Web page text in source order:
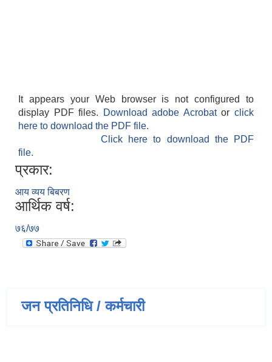
It appears your Web browser is not configured to
display PDF files.
Download adobe Acrobatorclick
here to download the PDF file.
Click here to download the PDF
file.
प्रकार:
आय व्यय बिबरण
आर्थिक वर्ष:
७६/७७
जन प्रतिनिधि / कर्मचारी